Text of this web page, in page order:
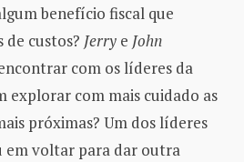
benefício fiscal que
de custos? Jerry e John
com os líderes da
explorar com mais cuidado as
próximas? Um dos líderes
em voltar para dar outra